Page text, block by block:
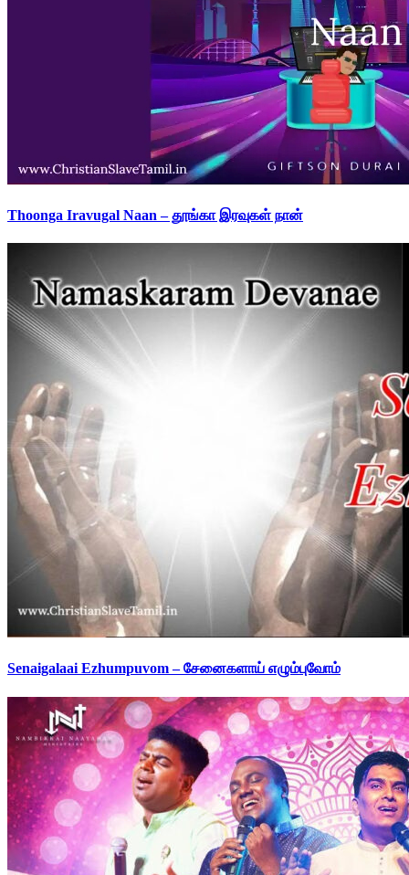
Thoonga Iravugal Naan – தூங்கா இரவுகள் நான்
Senaigalaai Ezhumpuvom – சேனைகளாய் எழும்புவோம்